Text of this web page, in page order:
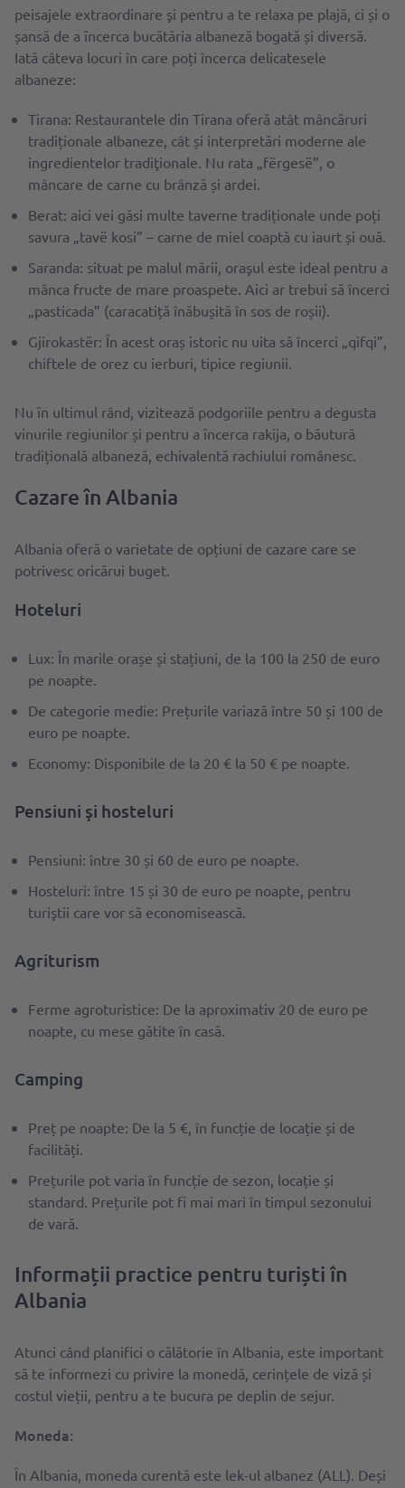
peisajele extraordinare şi pentru a te relaxa pe plajă, ci și o
șansă de a ȋncerca bucătăria albaneză bogată și diversă.
Iată câteva locuri în care poți încerca delicatesele
albaneze:
Tirana: Restaurantele din Tirana oferă atât mâncăruri
tradiționale albaneze, cât și interpretări moderne ale
ingredientelor tradiţionale. Nu rata „fërgesë”, o
mâncare de carne cu brânză și ardei.
Berat: aici vei găsi multe taverne tradiționale unde poți
savura „tavë kosi” – carne de miel coaptă cu iaurt și ouă.
Saranda: situat pe malul mării, oraşul este ideal pentru a
mânca fructe de mare proaspete. Aici ar trebui să încerci
„pasticada” (caracatiță înăbușită în sos de roșii).
Gjirokastër: În acest oraș istoric nu uita să încerci „qifqi”,
chiftele de orez cu ierburi, tipice regiunii.
Nu ȋn ultimul rând, vizitează podgoriile pentru a degusta
vinurile regiunilor și pentru a ȋncerca rakija, o băutură
tradițională albaneză, echivalentă rachiului românesc.
Cazare ȋn Albania
Albania oferă o varietate de opțiuni de cazare care se
potrivesc oricărui buget.
Hoteluri
Lux: În marile orașe și stațiuni, de la 100 la 250 de euro
pe noapte.
De categorie medie: Prețurile variază între 50 și 100 de
euro pe noapte.
Economy: Disponibile de la 20 € la 50 € pe noapte.
Pensiuni şi hosteluri
Pensiuni: între 30 și 60 de euro pe noapte.
Hosteluri: între 15 și 30 de euro pe noapte, pentru
turiştii care vor să economisească.
Agriturism
Ferme agroturistice: De la aproximativ 20 de euro pe
noapte, cu mese gătite în casă.
Camping
Preț pe noapte: De la 5 €, în funcție de locație și de
facilități.
Prețurile pot varia în funcție de sezon, locație și
standard. Prețurile pot fi mai mari în timpul sezonului
de vară.
Informații practice pentru turiști în
Albania
Atunci când planifici o călătorie în Albania, este important
să te informezi cu privire la monedă, cerințele de viză și
costul vieții, pentru a te bucura pe deplin de sejur.
Moneda:
În Albania, moneda curentă este lek-ul albanez (ALL). Deși